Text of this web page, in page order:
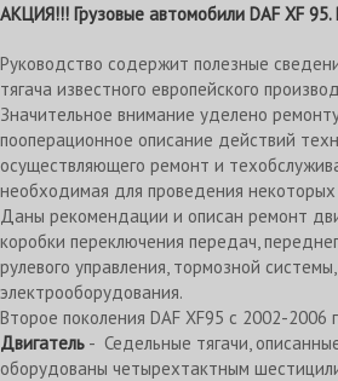
АКЦИЯ!!! Грузовые автомобили DAF XF
Руководство содержит полезные
тягача известного европейского
Значительное внимание уделено
пооперационное описание действий
осуществляющего ремонт и
необходимая для проведения
Даны рекомендации и описан ремонт
коробки переключения передач,
рулевого управления, тормозной
электрооборудования.
Второе поколения DAF XF95 с 2002-2006
Двигатель - Седельные тягачи,
оборудованы четырехтактным